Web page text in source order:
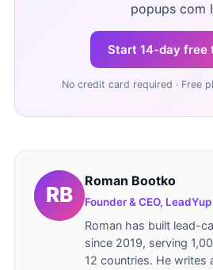
popups com
Start 14-day free
No credit card required · Free
Roman Bootko
Founder & CEO, LeadYup
Roman has built lead-
since 2019, serving
12 countries. He writes